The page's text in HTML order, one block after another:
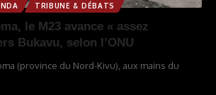
TRIBUNE & DÉBATS
le M23 avance « assez
Bukavu, selon l’ONU
(province du Nord-Kivu), aux mains du